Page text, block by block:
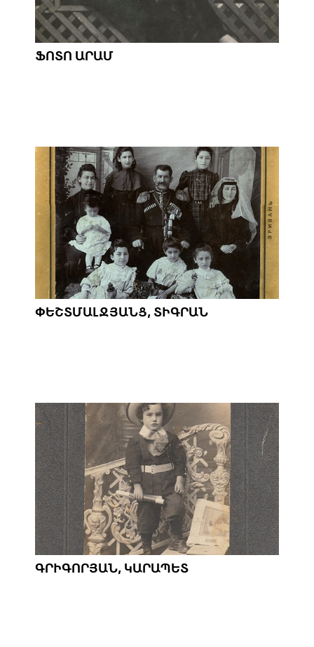
ՖՈՏՈ ԱՐԱՄ
ՓԵՇՏՄԱԼՋՅԱՆՑ, ՏԻԳՐԱՆ
ԳՐԻԳՈՐՅԱՆ, ԿԱՐԱՊԵՏ